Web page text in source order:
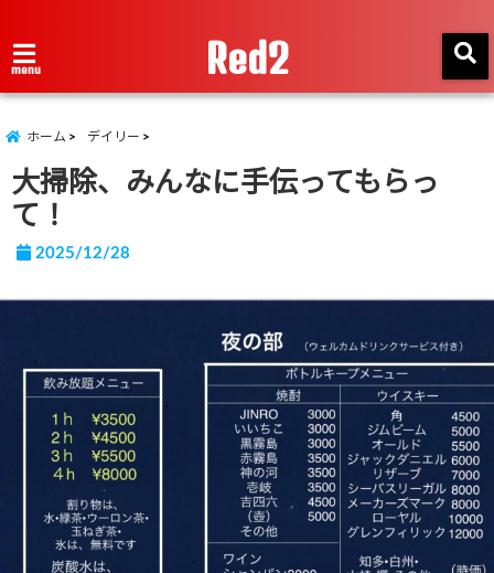
menu Red2
ホーム デイリー
大掃除、みんなに手伝ってもらっ
て！
2025/12/28